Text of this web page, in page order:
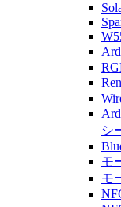
シ
モ
モ